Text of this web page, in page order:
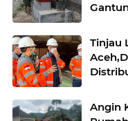
Tinjau
Angin